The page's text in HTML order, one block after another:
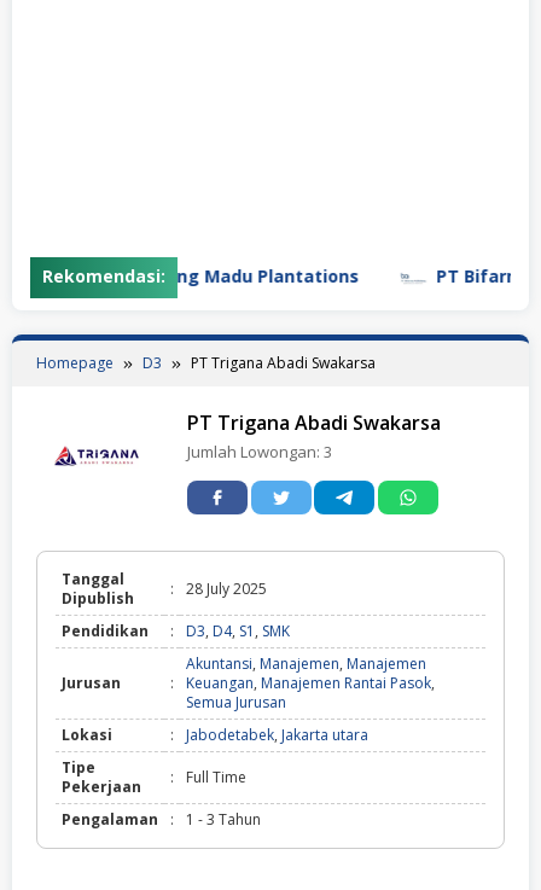
Rekomendasi:
PT Gunung Madu Plantations PT Bifarma
Homepage D3 PT Trigana Abadi Swakarsa
PT Trigana Abadi Swakarsa
Jumlah Lowongan: 3
Tanggal
Dipublish
: 28 July 2025
Pendidikan : D3, D4, S1 , SMK
Jurusan :
Akuntansi, Manajemen, Manajemen
Keuangan, Manajemen Rantai Pasok,
Semua Jurusan
Lokasi
: Jabodetabek, Jakarta utara
Tipe
Pekerjaan
: Full Time
Pengalaman : 1 - 3 Tahun